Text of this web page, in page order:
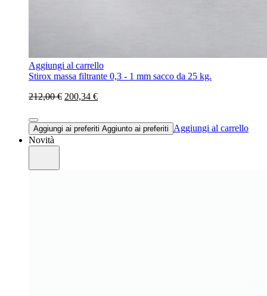
Aggiungi al carrello
Stirox massa filtrante 0,3 - 1 mm sacco da 25 kg.
212,00 € 200,34 €
Aggiungi ai preferiti Aggiunto ai preferiti
Aggiungi al carrello
Novità